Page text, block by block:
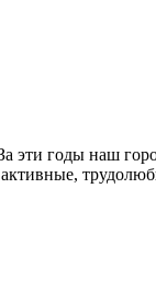
эти годы наш